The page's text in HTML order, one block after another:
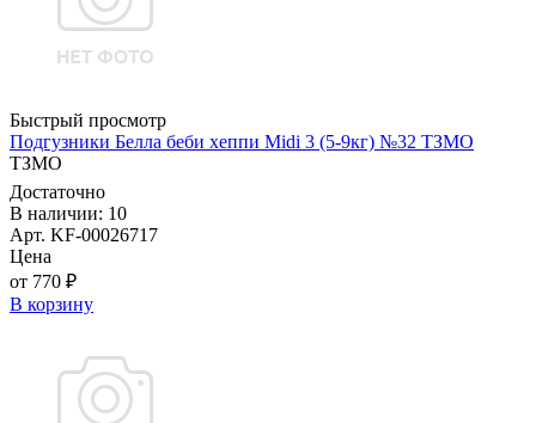
Быстрый просмотр
Подгузники Белла беби хеппи Midi 3 (5-9кг) №32 ТЗМО
ТЗМО
Достаточно
В наличии: 10
Арт. KF-00026717
Цена
от 770 ₽
В корзину